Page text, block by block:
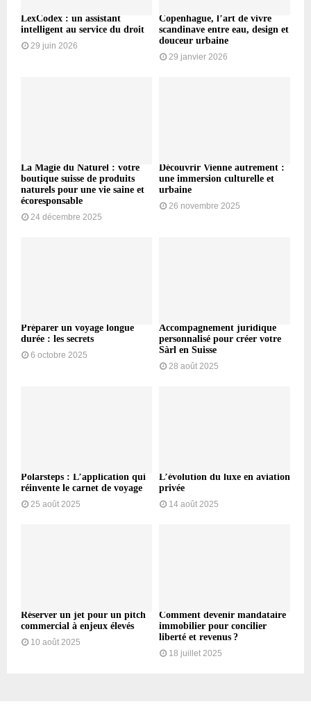
LexCodex : un assistant
intelligent au service du droit
29 juin 2026
Copenhague, l’art de vivre
scandinave entre eau, design et
douceur urbaine
29 janvier 2026
La Magie du Naturel : votre
boutique suisse de produits
naturels pour une vie saine et
écoresponsable
24 décembre 2025
Découvrir Vienne autrement :
une immersion culturelle et
urbaine
26 novembre 2025
Préparer un voyage longue
durée : les secrets
6 octobre 2025
Accompagnement juridique
personnalisé pour créer votre
Sàrl en Suisse
28 août 2025
Polarsteps : L’application qui
réinvente le carnet de voyage
25 août 2025
L’évolution du luxe en aviation
privée
14 août 2025
Réserver un jet pour un pitch
commercial à enjeux élevés
10 août 2025
Comment devenir mandataire
immobilier pour concilier
liberté et revenus ?
18 juillet 2025